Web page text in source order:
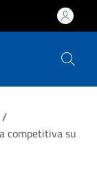
/
competitiva su